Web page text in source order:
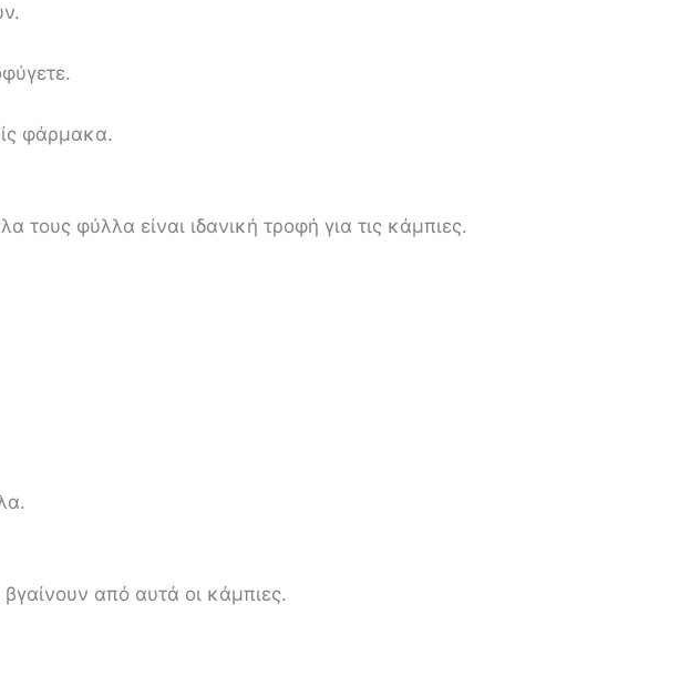
φάρμακα.
φύλλα είναι ιδανική τροφή για τις κάμπιες.
από αυτά οι κάμπιες.